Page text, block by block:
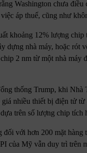
Washington chưa
áp thuế, cũng như
khoảng 12% lượng
dựng nhà máy, hoặc
2 nm từ một nhà
thống Trump, khi
nhiều thiết bị điện tử
trên số lượng chip tích
với hơn 200 mặt
của Mỹ vẫn duy trì trên